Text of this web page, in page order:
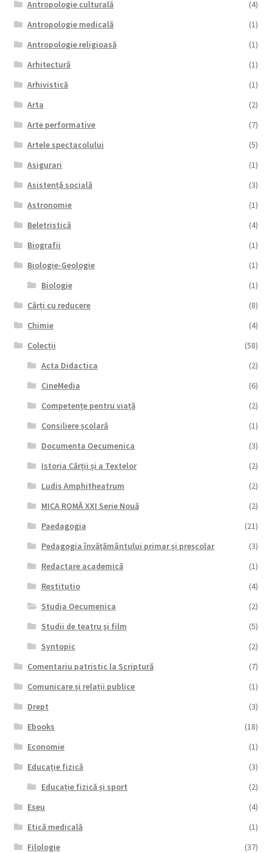
Antropologie culturală
(4)
Antropologie medicală
(1)
Antropologie religioasă
(1)
Arhitectură
(1)
Arhivistică
(1)
Arta
(2)
Arte performative
(7)
Artele spectacolului
(5)
Asigurari
(1)
Asistență socială
(3)
Astronomie
(1)
Beletristică
(4)
Biografii
(1)
Biologie-Geologie
(1)
Biologie
(1)
Cărți cu reducere
(8)
Chimie
(4)
Colecții
(58)
Acta Didactica
(2)
CineMedia
(6)
Competențe pentru viață
(2)
Consiliere școlară
(1)
Documenta Oecumenica
(3)
Istoria Cărții și a Textelor
(2)
Ludis Amphitheatrum
(2)
MICA ROMĂ XXI Serie Nouă
(2)
Paedagogia
(21)
Pedagogia învățământului primar și preșcolar
(3)
Redactare academică
(1)
Restitutio
(4)
Studia Oecumenica
(2)
Studii de teatru şi film
(5)
Syntopic
(2)
Comentariu patristic la Scriptură
(7)
Comunicare și relații publice
(1)
Drept
(3)
Ebooks
(18)
Economie
(1)
Educație fizică
(3)
Educație fizică și sport
(2)
Eseu
(4)
Etică medicală
(1)
Filologie
(37)